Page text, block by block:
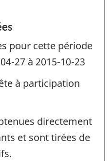
pour cette période
27 à 2015-10-23
à participation
directement
et sont tirées de